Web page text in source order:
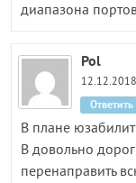
диапазона
Pol
В плане
В довольно
перенаправить
Ответить